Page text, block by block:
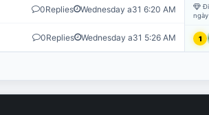
0Replies Wednesday a31 6:20 AM
0Replies Wednesday a31 5:26 AM 1